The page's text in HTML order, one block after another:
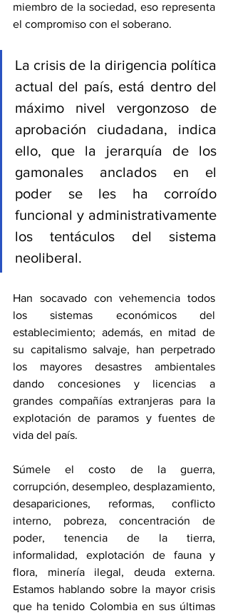
miembro de la sociedad, eso representa
el compromiso con el soberano.
La crisis de la dirigencia política
actual del país, está dentro del
máximo nivel vergonzoso de
aprobación ciudadana, indica
ello, que la jerarquía de los
gamonales anclados en el
poder se les ha corroído
funcional y administrativamente
los tentáculos del sistema
neoliberal.
Han socavado con vehemencia todos
los sistemas económicos del
establecimiento; además, en mitad de
su capitalismo salvaje, han perpetrado
los mayores desastres ambientales
dando concesiones y licencias a
grandes compañías extranjeras para la
explotación de paramos y fuentes de
vida del país.
Súmele el costo de la guerra,
corrupción, desempleo, desplazamiento,
desapariciones, reformas, conflicto
interno, pobreza, concentración de
poder, tenencia de la tierra,
informalidad, explotación de fauna y
flora, minería ilegal, deuda externa.
Estamos hablando sobre la mayor crisis
que ha tenido Colombia en sus últimas